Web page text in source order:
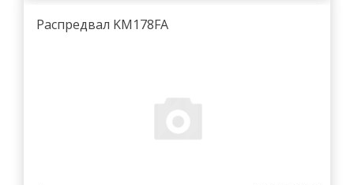
Распредвал KM178FA